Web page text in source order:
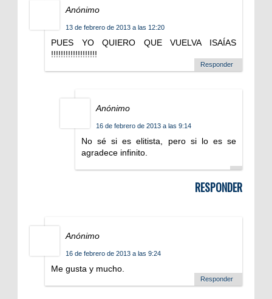
Anónimo
13 de febrero de 2013 a las 12:20
PUES YO QUIERO QUE VUELVA ISAÍAS
!!!!!!!!!!!!!!!!!!!
Responder
Anónimo
16 de febrero de 2013 a las 9:14
No sé si es elitista, pero si lo es se
agradece infinito.
RESPONDER
Anónimo
16 de febrero de 2013 a las 9:24
Me gusta y mucho.
Responder